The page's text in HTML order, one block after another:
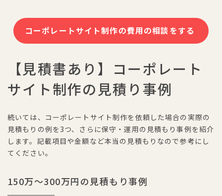
コーポレートサイト制作の費用の相談をする
【見積書あり】コーポレート
サイト制作の見積り事例
続いては、コーポレートサイト制作を依頼した場合の実際の
見積もりの例を3つ、さらに保守・運用の見積もり事例を紹介
します。記載項目や金額など本当の見積もりなので参考にし
てください。
150万〜300万円の見積もり事例